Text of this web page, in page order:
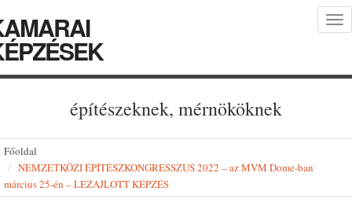
építészeknek, mérnököknek
Főoldal
NEMZETKÖZI ÉPÍTÉSZKONGRESSZUS 2022 – az MVM Dome-ban
március 25-én – LEZAJLOTT KÉPZÉS